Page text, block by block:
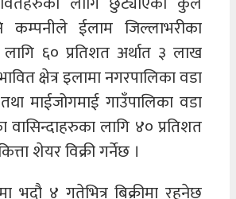
कम्पनीले ईलाम जिल्लाभरीका
लागि ६० प्रतिशत अर्थात ३ लाख
क्षेत्र इलामा नगरपालिका वडा
माईजोगमाई गाउँपालिका वडा
लागि ४० प्रतिशत
शेयर विक्री गर्नेछ ।
भदौ ४ गतेभित्र बिक्रीमा रहनेछ